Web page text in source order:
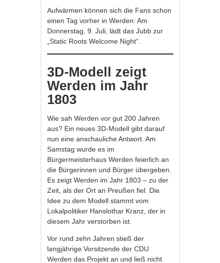
Aufwärmen können sich die Fans schon
einen Tag vorher in Werden: Am
Donnerstag, 9. Juli, lädt das Jubb zur
„Static Roots Welcome Night“.
3D-Modell zeigt
Werden im Jahr
1803
Wie sah Werden vor gut 200 Jahren
aus? Ein neues 3D-Modell gibt darauf
nun eine anschauliche Antwort. Am
Samstag wurde es im
Bürgermeisterhaus Werden feierlich an
die Bürgerinnen und Bürger übergeben.
Es zeigt Werden im Jahr 1803 – zu der
Zeit, als der Ort an Preußen fiel. Die
Idee zu dem Modell stammt vom
Lokalpolitiker Hanslothar Kranz, der in
diesem Jahr verstorben ist.
Vor rund zehn Jahren stieß der
langjährige Vorsitzende der CDU
Werden das Projekt an und ließ nicht